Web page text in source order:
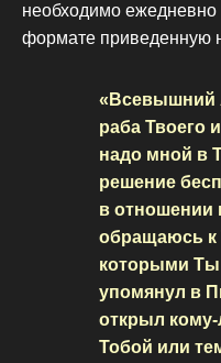
необходимо ежедневно
формате приведенную
«Всевышний
раба Твоего
надо мной в
решение
в отношении
обращаюсь к
которыми Ты
упомянул в
открыл
Тобой или